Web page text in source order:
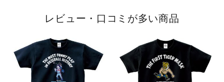
レビュー・口コミが多い商品